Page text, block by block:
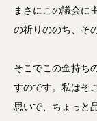
まさにこの議会に
の祈りののち、そ
そこでこの金持ち
すのです。私はそ
思いで、ちょっと